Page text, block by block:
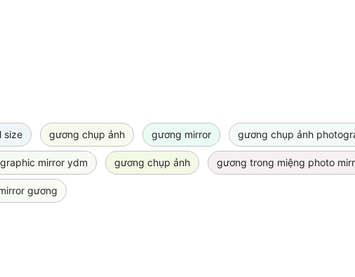
size gương chụp ảnh gương mirror gương chụp ảnh
mirror ydm gương chụp ảnh gương trong miệng photo
gương